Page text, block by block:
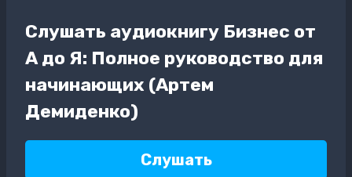
Слушать аудиокнигу Бизнес от
А до Я: Полное руководство для
начинающих (Артем
Демиденко)
Слушать